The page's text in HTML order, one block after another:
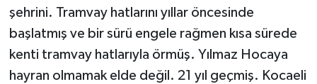
şehrini. Tramvay hatlarını yıllar öncesinde
başlatmış ve bir sürü engele rağmen kısa sürede
kenti tramvay hatlarıyla örmüş. Yılmaz Hocaya
hayran olmamak elde değil. 21 yıl geçmiş. Kocaeli